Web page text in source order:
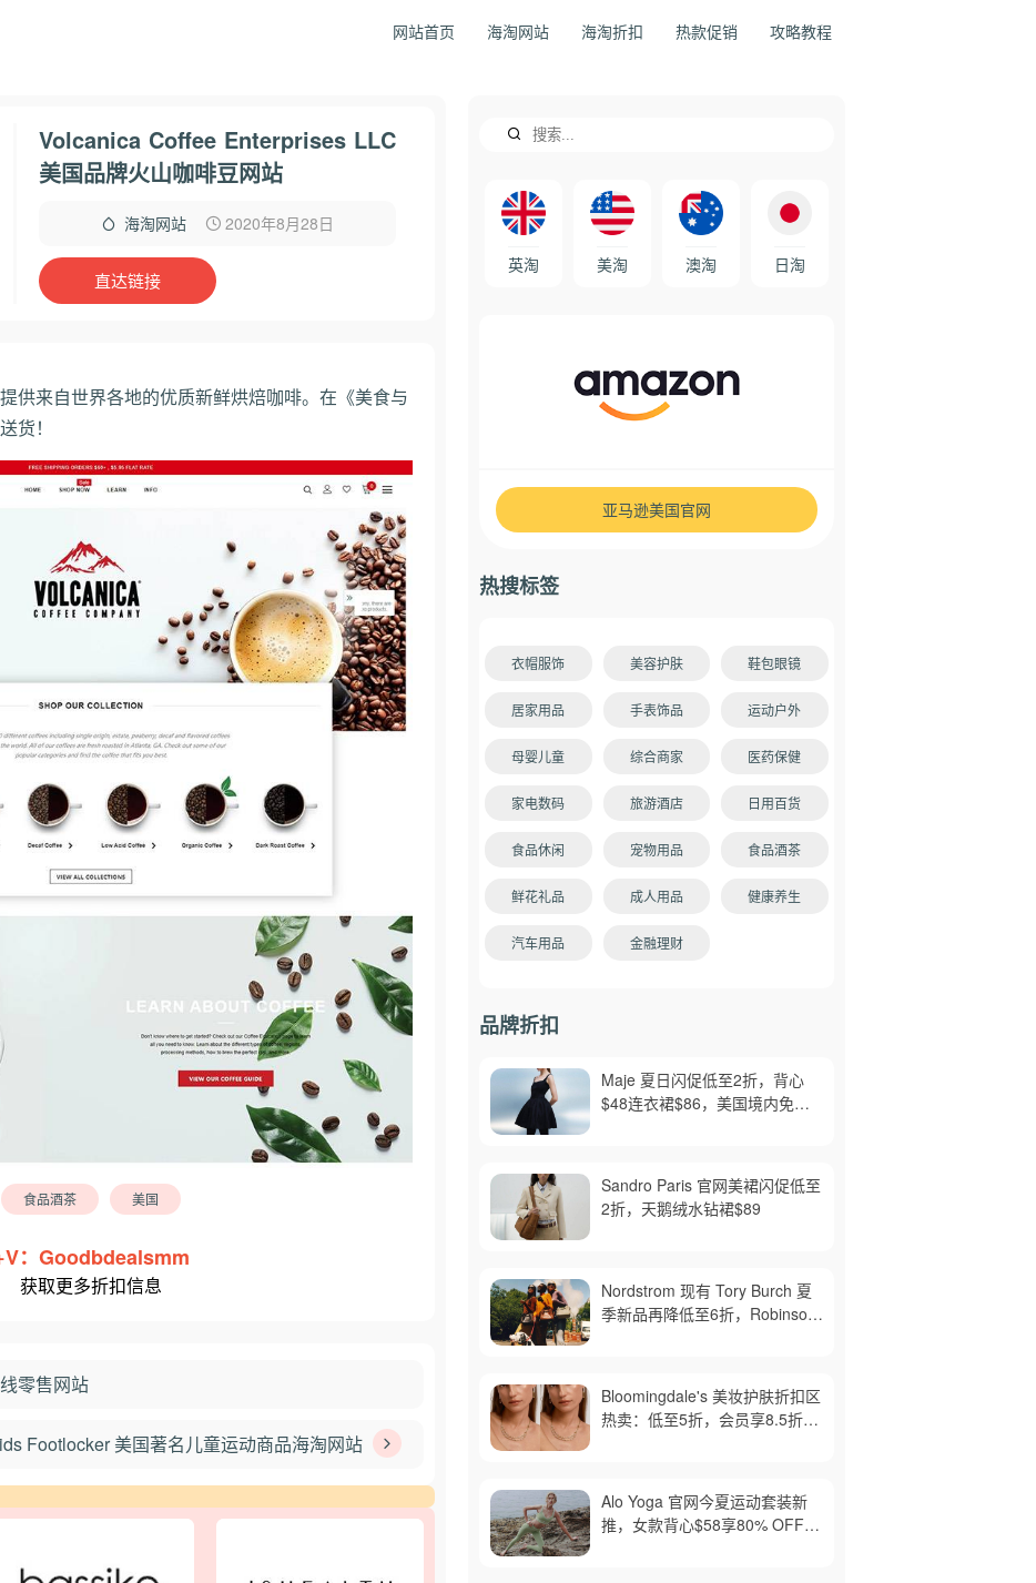
网站首页 海淘网站 海淘折扣 热款促销 攻略教程
Volcanica Coffee Enterprises LLC
美国品牌火山咖啡豆网站
海淘网站 2020年8月28日
直达链接
供来自世界各地的优质新鲜烘焙咖啡。在《美食与
货！
食品酒茶 美国
：Goodbdealsmm
获取更多折扣信息
零售网站
Footlocker 美国著名儿童运动商品海淘网站
英淘 美淘 澳淘 日淘
亚马逊美国官网
热搜标签
衣帽服饰 美容护肤 鞋包眼镜
居家用品 手表饰品 运动户外
母婴儿童 综合商家 医药保健
家电数码 旅游酒店 日用百货
食品休闲 宠物用品 食品酒茶
鲜花礼品 成人用品 健康养生
汽车用品 金融理财
品牌折扣
Maje 夏日闪促低至2折，背心
$48连衣裙$86，美国境内免运
Sandro Paris 官网美裙闪促低至
2折，天鹅绒水钻裙$89
Nordstrom 现有 Tory Burch 夏
季新品再降低至6折，Robinson
Bloomingdale's 美妆护肤折扣区
热卖：低至5折，会员享8.5折，
Alo Yoga 官网今夏运动套装新
推，女款背心$58享80% OFF，